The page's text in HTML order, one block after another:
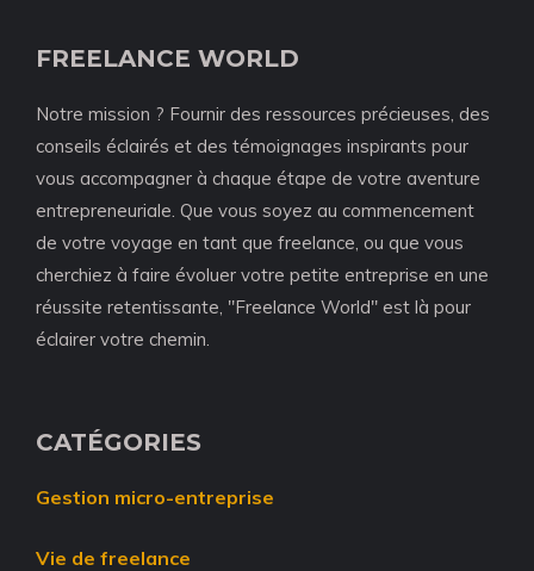
FREELANCE WORLD
Notre mission ? Fournir des ressources précieuses, des
conseils éclairés et des témoignages inspirants pour
vous accompagner à chaque étape de votre aventure
entrepreneuriale. Que vous soyez au commencement
de votre voyage en tant que freelance, ou que vous
cherchiez à faire évoluer votre petite entreprise en une
réussite retentissante, "Freelance World" est là pour
éclairer votre chemin.
CATÉGORIES
Gestion micro-entreprise
Vie de freelance